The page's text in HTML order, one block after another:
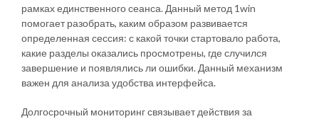
рамках единственного сеанса. Данный метод 1win
помогает разобрать, каким образом развивается
определенная сессия: с какой точки стартовало работа,
какие разделы оказались просмотрены, где случился
завершение и появлялись ли ошибки. Данный механизм
важен для анализа удобства интерфейса.
Долгосрочный мониторинг связывает действия за